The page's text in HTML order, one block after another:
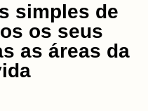
simples de
os seus
as áreas da